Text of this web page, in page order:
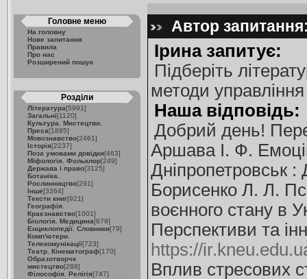
Головне меню
На головну
Нове запитання
Правила
Про нас
Розширений пошук
Розділи
Література[5991]
Загальні[1120]
Культура. Мистецтво.
Преса[1895]
Мовознавство[2461]
Історія[2237]
Поза умовами довідки[463]
Міфологія. Фольклор[249]
Держава і право[3125]
Ботаніка.
Рослинництво[291]
Інше[3364]
Тексти книг[921]
Географія.
Краєзнавство[1001]
Біологія. Медицина[679]
Енциклопедії. Словники[79]
Комп'ютери.
Телекомунікації[723]
Театр. Кінематограф[170]
Образотворче
мистецтво[288]
Філософія. Релігія[747]
Автор
Ірина запитує:
Підберіть
методи
Наша відповідь:
Добрий день!
Аршава І. Ф.
Дніпропетровськ
Борисенко Л. Л.
воєнного стану в
Перспективи та
https://
Вплив стресових